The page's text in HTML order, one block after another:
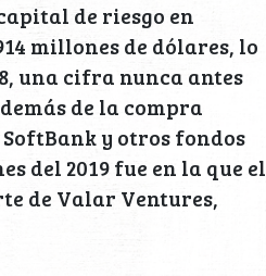
de riesgo en
millones de dólares, lo
una cifra nunca antes
de la compra
y otros fondos
del 2019 fue en la que el
de Valar Ventures,